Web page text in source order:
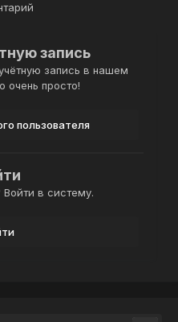
запись
запись в нашем
очень просто!
пользователя
Войти в систему.